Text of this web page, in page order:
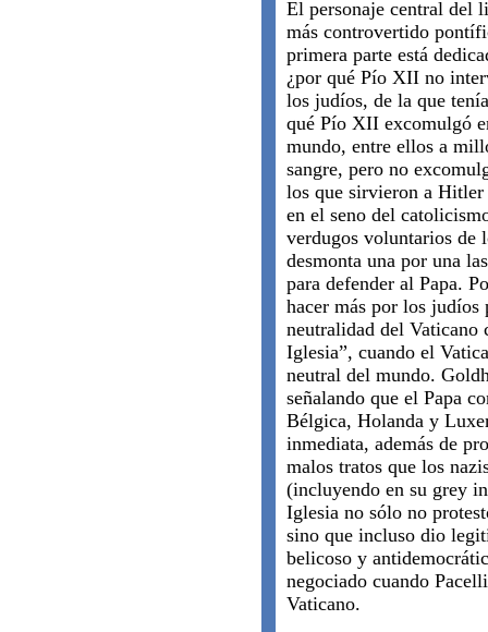
El personaje central del
más controvertido
primera parte está
¿por qué Pío XII no
los judíos, de la que
qué Pío XII excomulgó
mundo, entre ellos a
sangre, pero no
los que sirvieron a
en el seno del
verdugos voluntarios de
desmonta una por una
para defender al Papa.
hacer más por los judíos
neutralidad del
Iglesia”, cuando el
neutral del mundo.
señalando que el Papa
Bélgica, Holanda y
inmediata, además de
malos tratos que los
(incluyendo en su grey
Iglesia no sólo no
sino que incluso dio
belicoso y
negociado cuando
Vaticano.